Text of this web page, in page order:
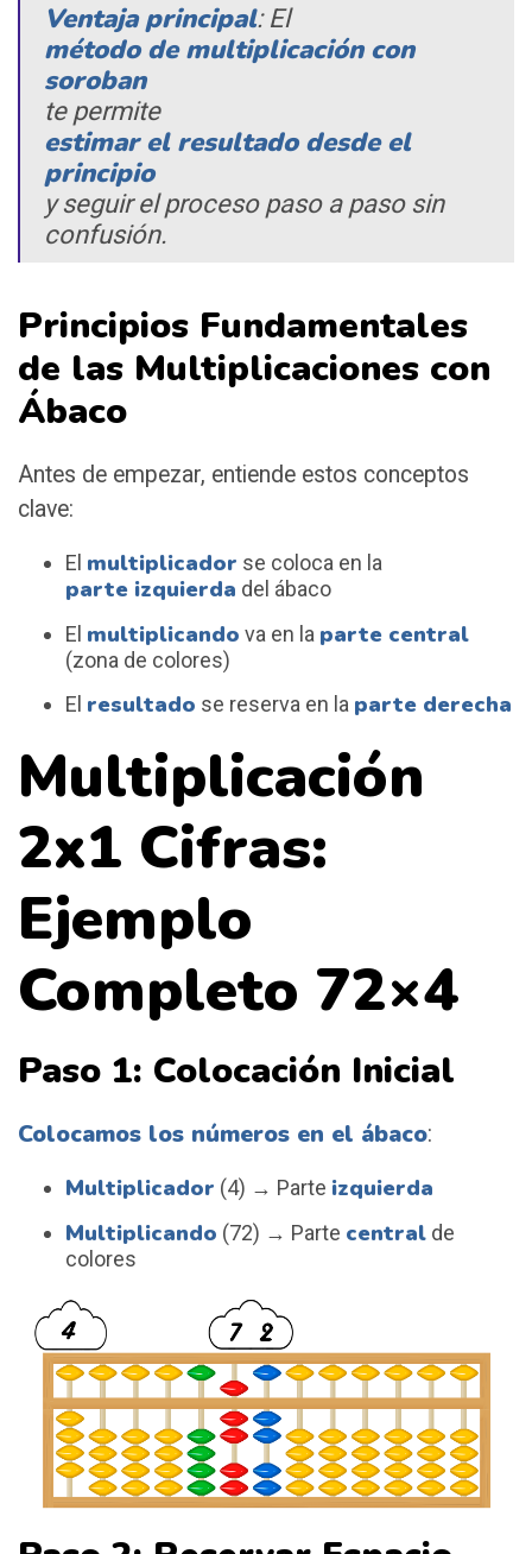
Ventaja principal: El
método de multiplicación con
soroban
te permite
estimar el resultado desde el
principio
y seguir el proceso paso a paso sin
confusión.
Principios Fundamentales
de las Multiplicaciones con
Ábaco
Antes de empezar, entiende estos conceptos
clave:
El multiplicador se coloca en la
parte izquierda del ábaco
El multiplicando va en la parte central
(zona de colores)
El resultado se reserva en la parte derecha
Multiplicación
2x1 Cifras:
Ejemplo
Completo 72×4
Paso 1: Colocación Inicial
Colocamos los números en el ábaco:
Multiplicador (4) → Parte izquierda
Multiplicando (72) → Parte central de
colores